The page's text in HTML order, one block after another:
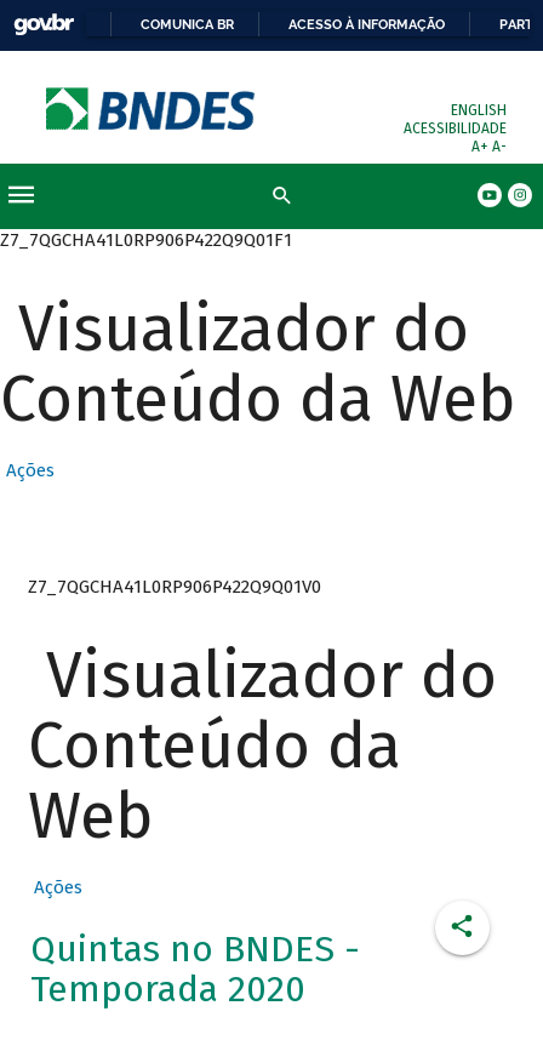
COMUNICA BR ACESSO À INFORMAÇÃO
ENGLISH
ACESSIBILIDADE
A+ A-
Z7_7QGCHA41L0RP906P422Q9Q01F1
Visualizador do
Conteúdo da Web
Ações
Z7_7QGCHA41L0RP906P422Q9Q01V0
Visualizador do
Conteúdo da
Web
Ações
Quintas no BNDES -
Temporada 2020